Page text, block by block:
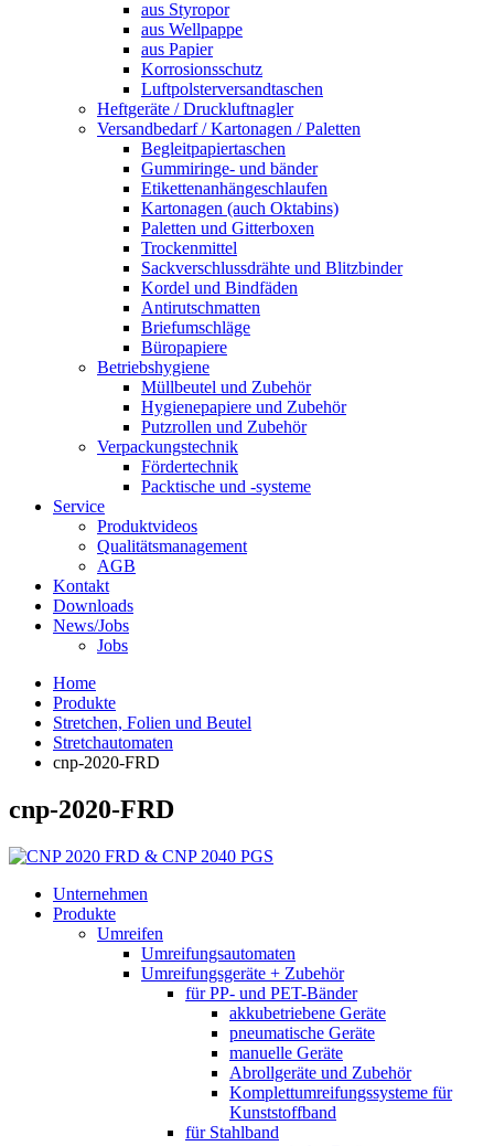
aus Styropor
aus Wellpappe
aus Papier
Korrosionsschutz
Luftpolsterversandtaschen
Heftgeräte / Druckluftnagler
Versandbedarf / Kartonagen / Paletten
Begleitpapiertaschen
Gummiringe- und bänder
Etikettenanhängeschlaufen
Kartonagen (auch Oktabins)
Paletten und Gitterboxen
Trockenmittel
Sackverschlussdrähte und Blitzbinder
Kordel und Bindfäden
Antirutschmatten
Briefumschläge
Büropapiere
Betriebshygiene
Müllbeutel und Zubehör
Hygienepapiere und Zubehör
Putzrollen und Zubehör
Verpackungstechnik
Fördertechnik
Packtische und -systeme
Service
Produktvideos
Qualitätsmanagement
AGB
Kontakt
Downloads
News/Jobs
Jobs
Home
Produkte
Stretchen, Folien und Beutel
Stretchautomaten
cnp-2020-FRD
cnp-2020-FRD
Unternehmen
Produkte
Umreifen
Umreifungsautomaten
Umreifungsgeräte + Zubehör
für PP- und PET-Bänder
akkubetriebene Geräte
pneumatische Geräte
manuelle Geräte
Abrollgeräte und Zubehör
Komplett­umreifungs­systeme für
Kunststoffband
für Stahlband